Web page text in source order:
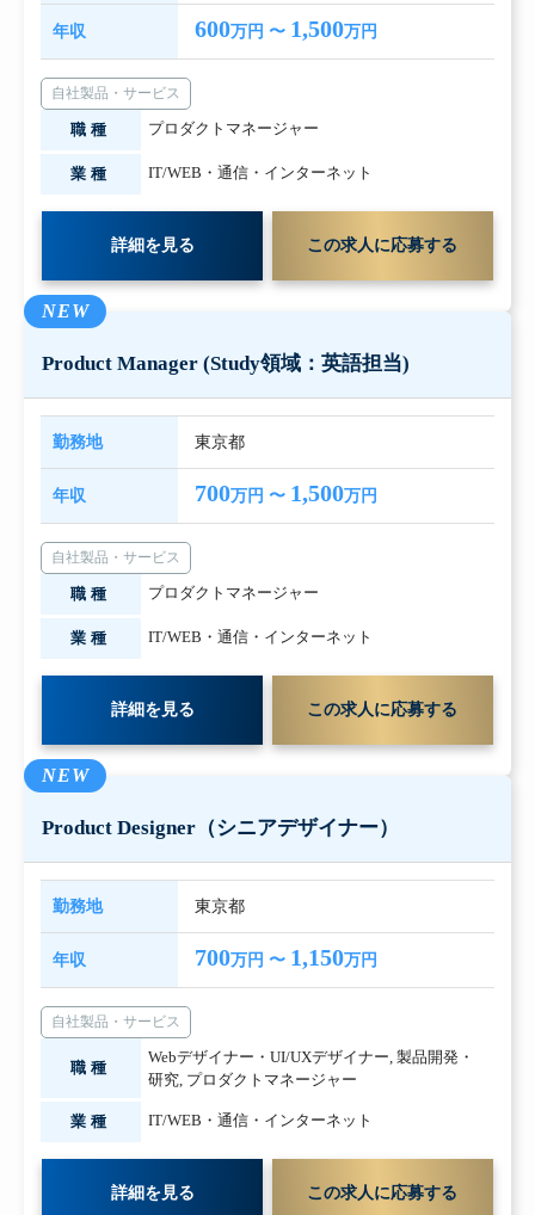
年収 600万円 〜 1,500万円
自社製品・サービス
職種 プロダクトマネージャー
業種 IT/WEB・通信・インターネット
詳細を見る この求人に応募する
NEW
Product Manager (Study領域：英語担当)
勤務地 東京都
年収 700万円 〜 1,500万円
自社製品・サービス
職種 プロダクトマネージャー
業種 IT/WEB・通信・インターネット
詳細を見る この求人に応募する
NEW
Product Designer（シニアデザイナー）
勤務地 東京都
年収 700万円 〜 1,150万円
自社製品・サービス
職種
Webデザイナー・UI/UXデザイナー, 製品開発・
研究, プロダクトマネージャー
業種 IT/WEB・通信・インターネット
詳細を見る この求人に応募する